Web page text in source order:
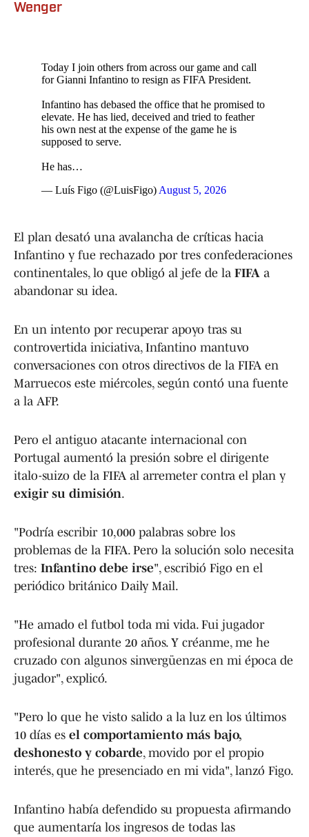
Wenger
Today I join others from across our game and call
for Gianni Infantino to resign as FIFA President.
Infantino has debased the office that he promised to
elevate. He has lied, deceived and tried to feather
his own nest at the expense of the game he is
supposed to serve.
He has…
— Luís Figo (@LuisFigo) August 5, 2026
El plan desató una avalancha de críticas hacia
Infantino y fue rechazado por tres confederaciones
continentales, lo que obligó al jefe de la FIFA a
abandonar su idea.
En un intento por recuperar apoyo tras su
controvertida iniciativa, Infantino mantuvo
conversaciones con otros directivos de la FIFA en
Marruecos este miércoles, según contó una fuente
a la AFP.
Pero el antiguo atacante internacional con
Portugal aumentó la presión sobre el dirigente
italo-suizo de la FIFA al arremeter contra el plan y
exigir su dimisión.
"Podría escribir 10,000 palabras sobre los
problemas de la FIFA. Pero la solución solo necesita
tres: Infantino debe irse", escribió Figo en el
periódico británico Daily Mail.
"He amado el futbol toda mi vida. Fui jugador
profesional durante 20 años. Y créanme, me he
cruzado con algunos sinvergüenzas en mi época de
jugador", explicó.
"Pero lo que he visto salido a la luz en los últimos
10 días es el comportamiento más bajo,
deshonesto y cobarde, movido por el propio
interés, que he presenciado en mi vida", lanzó Figo.
Infantino había defendido su propuesta afirmando
que aumentaría los ingresos de todas las